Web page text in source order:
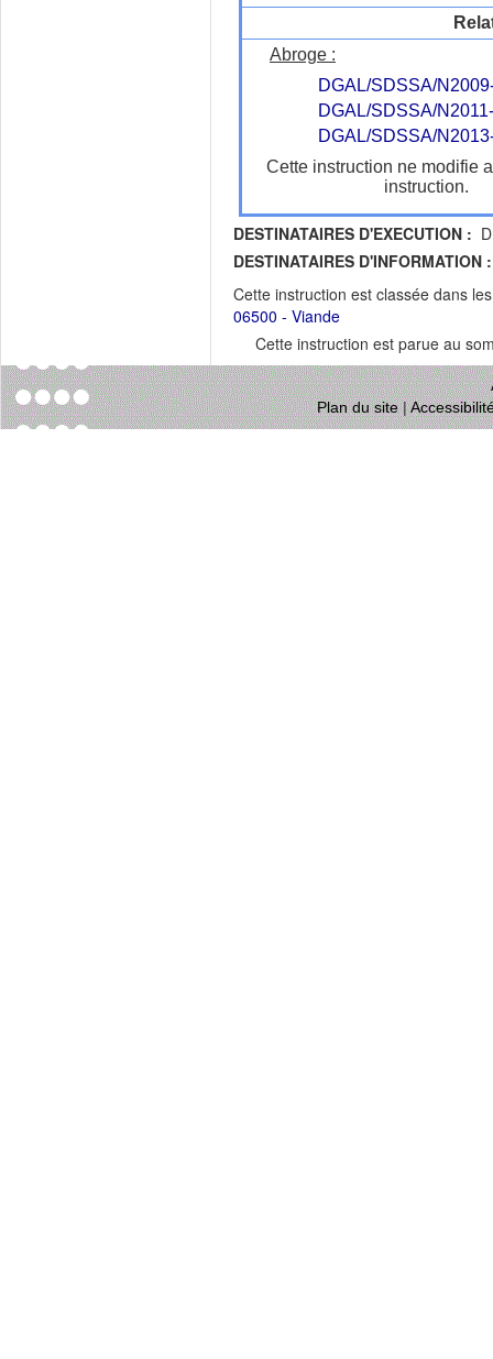
Abroge :
DGAL/SDSSA/
DGAL/SDSSA/
DGAL/SDSSA/
Cette instruction ne modifie
instruction.
DESTINATAIRES D'EXECUTION :
DESTINATAIRES D'INFORMATION :
Cette instruction est classée dans
06500 - Viande
Cette instruction est parue au
Plan du site|